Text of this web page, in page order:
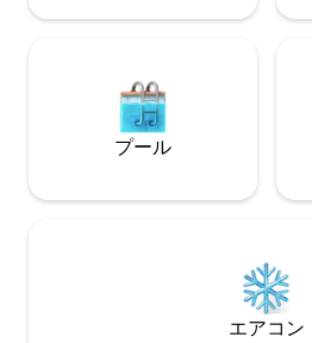
プール
エアコン